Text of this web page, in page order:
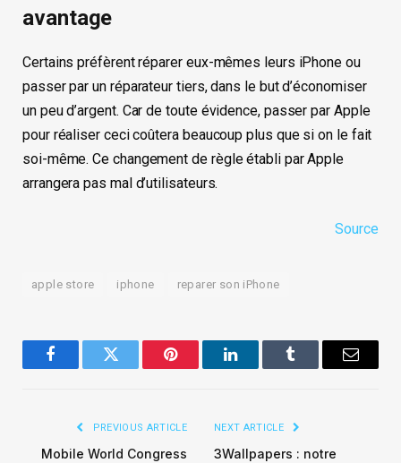
avantage
Certains préfèrent réparer eux-mêmes leurs iPhone ou
passer par un réparateur tiers, dans le but d’économiser
un peu d’argent. Car de toute évidence, passer par Apple
pour réaliser ceci coûtera beaucoup plus que si on le fait
soi-même. Ce changement de règle établi par Apple
arrangera pas mal d’utilisateurs.
Source
apple store iphone reparer son iPhone
FacebookTwitter Pinterest LinkedInTumblr Email
PREVIOUS ARTICLE
Mobile World Congress
NEXT ARTICLE
3Wallpapers : notre